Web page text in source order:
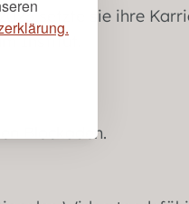
setzte sie ihre
Institut.